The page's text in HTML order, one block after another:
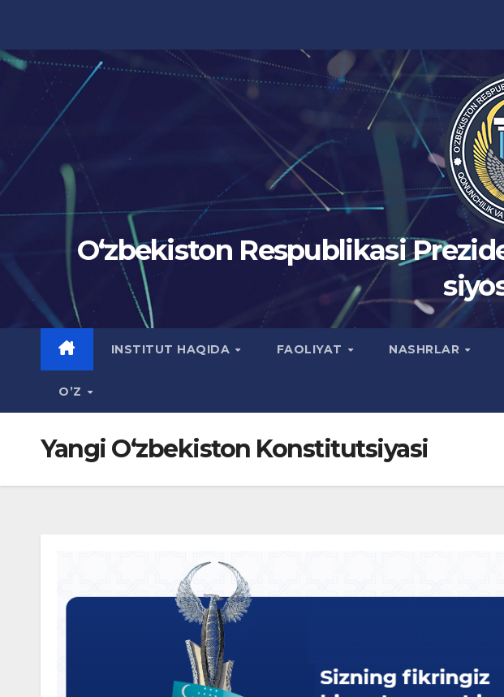
content
Oʻzbekiston Respublikasi
INSTITUT HAQIDA FAOLIYAT NASHRLAR
O’Z
Yangi O‘zbekiston Konstitutsiyasi